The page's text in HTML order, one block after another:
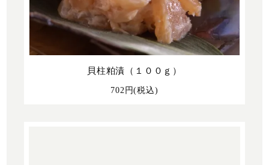
貝柱粕漬（１００ｇ）
702円(税込)